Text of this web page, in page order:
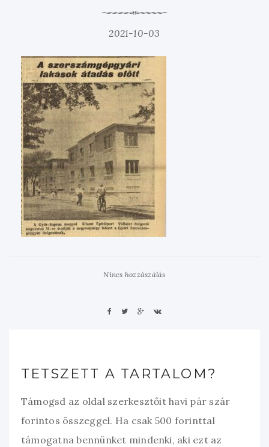
2021-10-03
Nincs hozzászálás
TETSZETT A TARTALOM?
Támogsd az oldal szerkesztőit havi pár szár
forintos összeggel. Ha csak 500 forinttal
támogatna bennünket mindenki, aki ezt az